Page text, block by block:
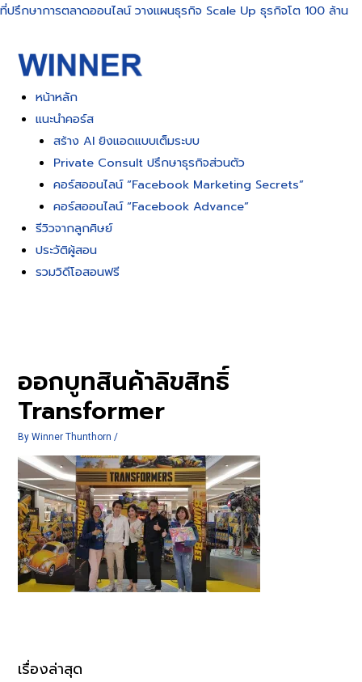
Skip
content
ที่ปรึกษาการตลาดออนไลน์ วางแผนธุรกิจ Scale Up ธุรกิจโต 100 ล้าน
หน้าหลัก
แนะนำคอร์ส
สร้าง AI ยิงแอดแบบเต็มระบบ
Private Consult ปรึกษาธุรกิจส่วนตัว
คอร์สออนไลน์ “Facebook Marketing Secrets”
คอร์สออนไลน์ “Facebook Advance”
รีวิวจากลูกศิษย์
ประวัติผู้สอน
รวมวิดีโอสอนฟรี
ออกบูทสินค้าลิขสิทธิ์
Transformer
ByWinner Thunthorn /
เรื่องล่าสุด